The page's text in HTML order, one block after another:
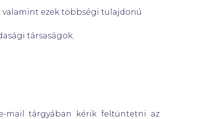
valamint ezek többségi tulajdonú
társaságok;
mail tárgyában kérik feltüntetni az